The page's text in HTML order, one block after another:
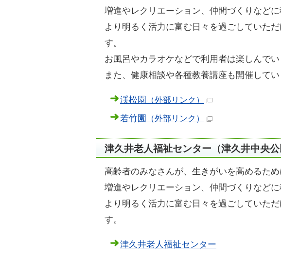
増進やレクリエーション、仲間づくりなどに
より明るく活力に富む日々を過ごしていた
す。
お風呂やカラオケなどで利用者は楽しんでい
また、健康相談や各種教養講座も開催して
渓松園 （外部リンク）
若竹園 （外部リンク）
津久井老人福祉センター（津久井中央公
高齢者のみなさんが、生きがいを高めるた
増進やレクリエーション、仲間づくりなどに
より明るく活力に富む日々を過ごしていた
す。
津久井老人福祉センター